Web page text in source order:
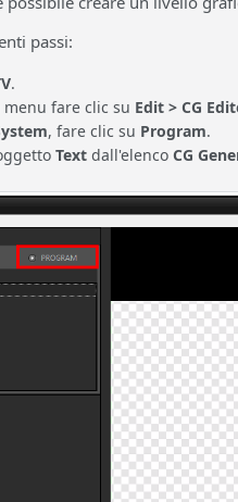
passi:
.
fare clic su Edit > CG
, fare clic su Program.
Text dall'elenco CG